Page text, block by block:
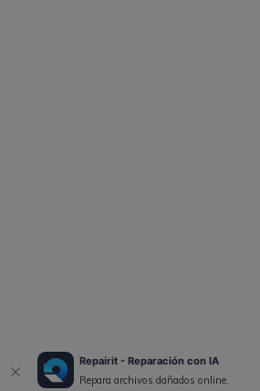
Repairit - Reparación con IA
Repara archivos dañados online.